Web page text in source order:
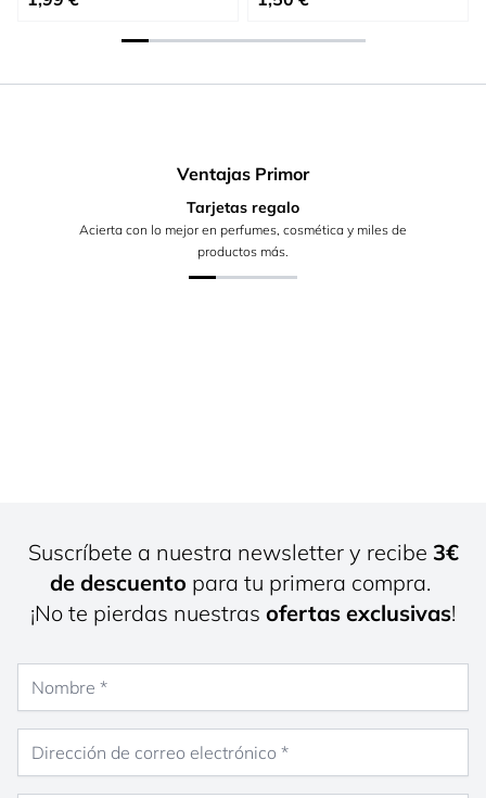
Ventajas Primor
Tarjetas regalo
Acierta con lo mejor en perfumes, cosmética y miles de
productos más.
Suscríbete a nuestra newsletter y recibe 3€
de descuento para tu primera compra.
¡No te pierdas nuestras ofertas exclusivas!